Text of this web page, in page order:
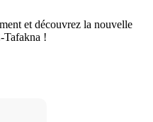
et découvrez la nouvelle
Tafakna !